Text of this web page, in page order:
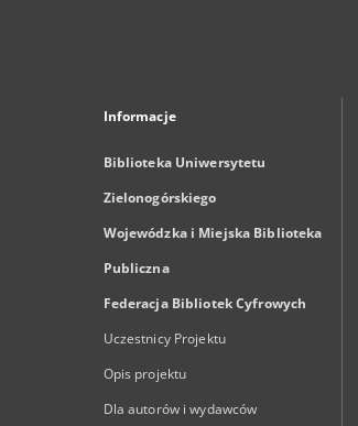
Informacje
Biblioteka Uniwersytetu
Zielonogórskiego
Wojewódzka i Miejska Biblioteka
Publiczna
Federacja Bibliotek Cyfrowych
Uczestnicy Projektu
Opis projektu
Dla autorów i wydawców